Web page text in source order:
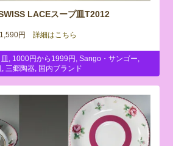
LACEスープ皿T2012
円 詳細はこちら
1000円から1999円 ,Sango・サンゴー
三郷陶器 国内ブランド